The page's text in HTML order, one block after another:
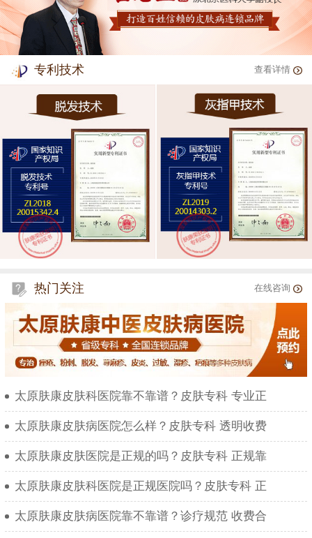
专利技术 查看详情
热门关注 在线咨询
太原肤康皮肤科医院靠不靠谱？皮肤专科 专业正
太原肤康皮肤病医院怎么样？皮肤专科 透明收费
太原肤康皮肤医院是正规的吗？皮肤专科 正规靠
太原肤康皮肤科医院是正规医院吗？皮肤专科 正
太原肤康皮肤病医院靠不靠谱？诊疗规范 收费合